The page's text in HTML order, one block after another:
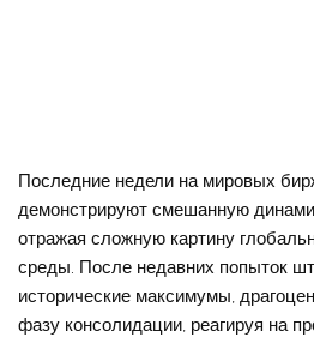
Последние недели на мировых
демонстрируют смешанную
отражая сложную картину
среды. После недавних попыток
исторические максимумы,
фазу консолидации, реагируя на